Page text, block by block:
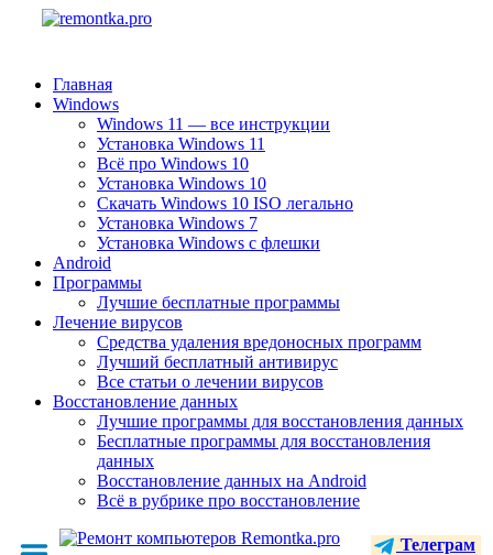
Главная
Windows
Windows 11 — все инструкции
Установка Windows 11
Всё про Windows 10
Установка Windows 10
Скачать Windows 10 ISO легально
Установка Windows 7
Установка Windows с флешки
Android
Программы
Лучшие бесплатные программы
Лечение вирусов
Средства удаления вредоносных программ
Лучший бесплатный антивирус
Все статьи о лечении вирусов
Восстановление данных
Лучшие программы для восстановления данных
Бесплатные программы для восстановления
данных
Восстановление данных на Android
Всё в рубрике про восстановление
Телеграм